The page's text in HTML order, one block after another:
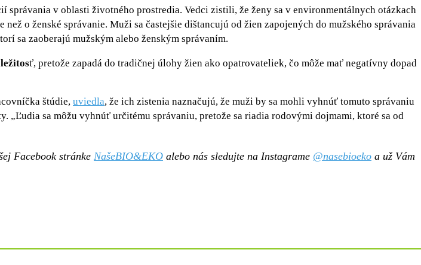
v oblasti životného prostredia. Vedci zistili, že ženy sa v environmentálnych otázkach
o ženské správanie. Muži sa častejšie dištancujú od žien zapojených do mužského správania
sa zaoberajú mužským alebo ženským správaním.
ť, pretože zapadá do tradičnej úlohy žien ako opatrovateliek, čo môže mať negatívny dopad
štúdie, uviedla, že ich zistenia naznačujú, že muži by sa mohli vyhnúť tomuto správaniu
sa môžu vyhnúť určitému správaniu, pretože sa riadia rodovými dojmami, ktoré sa od
Facebook stránke NašeBIO&EKO alebo nás sledujte na Instagrame @nasebioeko a už Vám